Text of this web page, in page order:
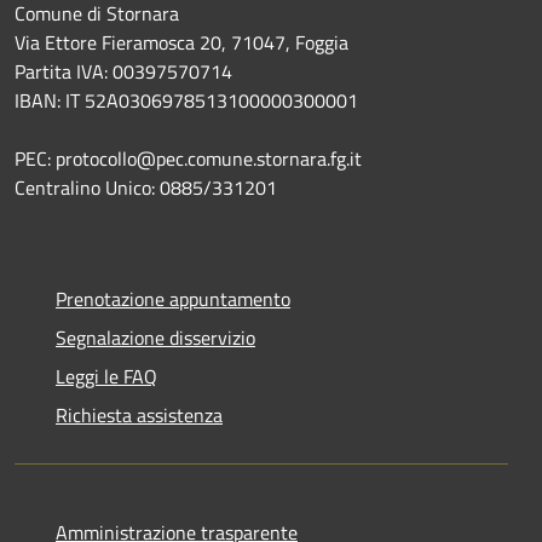
Comune di Stornara
Via Ettore Fieramosca 20, 71047, Foggia
Partita IVA: 00397570714
IBAN: IT 52A0306978513100000300001
PEC: protocollo@pec.comune.stornara.fg.it
Centralino Unico: 0885/331201
Prenotazione appuntamento
Segnalazione disservizio
Leggi le FAQ
Richiesta assistenza
Amministrazione trasparente